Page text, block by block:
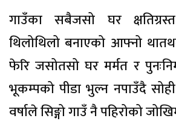
गाउँका सबैजसो घर
थिलोथिलो बनाएको आफ्नो
फेरि जसोतसो घर मर्मत र
भूकम्पको पीडा भुल्न नपाउँदै
वर्षाले सिङ्गो गाउँ नै पहिरोको